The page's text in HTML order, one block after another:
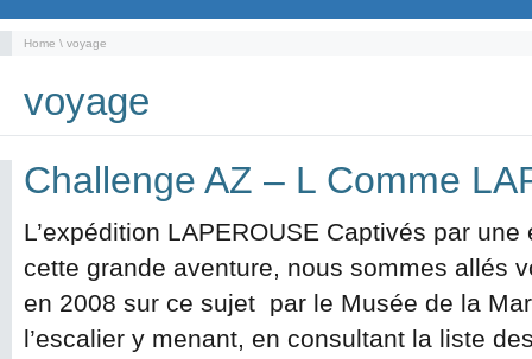
Home \ voyage
voyage
Challenge AZ – L Comme
L’expédition LAPEROUSE Captivés par
cette grande aventure, nous sommes allés
en 2008 sur ce sujet par le Musée de la
l’escalier y menant, en consultant la liste